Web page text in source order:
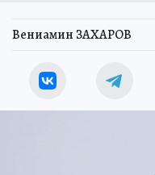
Вениамин ЗАХАРОВ